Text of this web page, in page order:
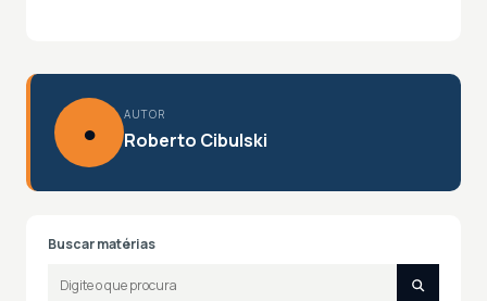
●
AUTOR
Roberto Cibulski
Buscar matérias